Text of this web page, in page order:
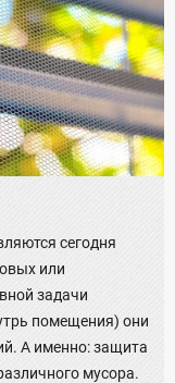
сегодня
или
задачи
помещения) они
А именно: защита
мусора.